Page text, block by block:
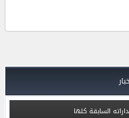
السابقة كلها